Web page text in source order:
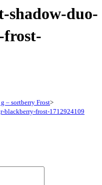
shadow-duo-
frost-
– sortberry Frost>
blackberry-frost-1712924109